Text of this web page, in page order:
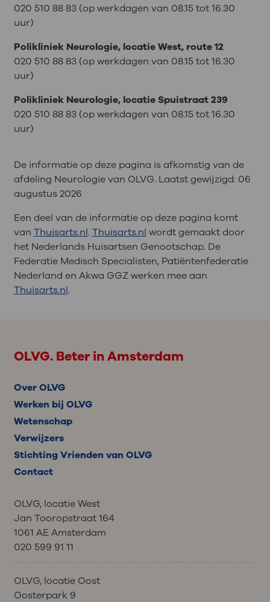
020 510 88 83 (op werkdagen van 08.15 tot 16.30
uur)
Polikliniek Neurologie, locatie West, route 12
020 510 88 83 (op werkdagen van 08.15 tot 16.30
uur)
Polikliniek Neurologie, locatie Spuistraat 239
020 510 88 83 (op werkdagen van 08.15 tot 16.30
uur)
De informatie op deze pagina is afkomstig van de
afdeling Neurologie van OLVG. Laatst gewijzigd: 06
augustus 2026
Een deel van de informatie op deze pagina komt
van Thuisarts.nl.Thuisarts.nl wordt gemaakt door
het Nederlands Huisartsen Genootschap. De
Federatie Medisch Specialisten, Patiëntenfederatie
Nederland en Akwa GGZ werken mee aan
Thuisarts.nl.
OLVG. Beter in Amsterdam
Over OLVG
Werken bij OLVG
Wetenschap
Verwijzers
Stichting Vrienden van OLVG
Contact
OLVG, locatie West
Jan Tooropstraat 164
1061 AE Amsterdam
020 599 91 11
OLVG, locatie Oost
Oosterpark 9